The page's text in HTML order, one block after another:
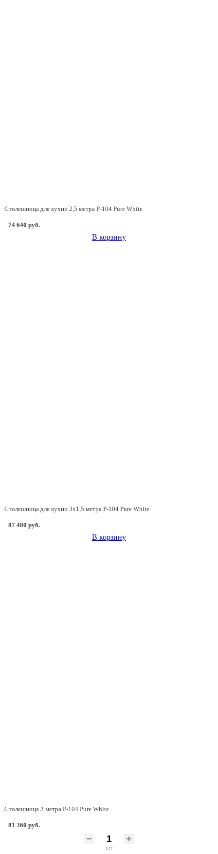
Столешница для кухни 2,5 метра P-104 Pure White
74 640 руб.
В корзину
Столешница для кухни 3х1,5 метра P-104 Pure White
87 480 руб.
В корзину
Столешница 3 метра P-104 Pure White
81 360 руб.
шт